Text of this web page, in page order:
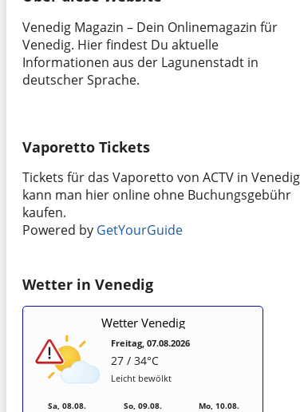
Venedig Magazin – Dein Onlinemagazin für
Venedig. Hier findest Du aktuelle
Informationen aus der Lagunenstadt in
deutscher Sprache.
Vaporetto Tickets
Tickets für das Vaporetto von ACTV in Venedig
kann man hier online ohne Buchungsgebühr
kaufen.
Powered by GetYourGuide
Wetter in Venedig
Wetter Venedig
Freitag, 07.08.2026
27 / 34°C
Leicht bewölkt
Sa, 08.08. So, 09.08. Mo, 10.08.